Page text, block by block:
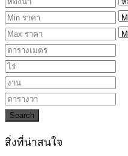
Search
สิ่งที่น่าสนใจ